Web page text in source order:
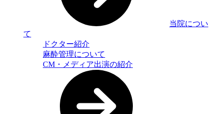
当院につい
て
ドクター紹介
麻酔管理について
CM・メディア出演の紹介